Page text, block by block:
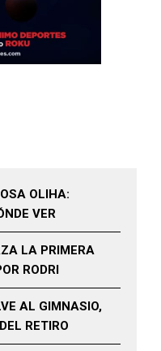
OLIHA:
VER
LA PRIMERA
RODRI
AL GIMNASIO,
RETIRO